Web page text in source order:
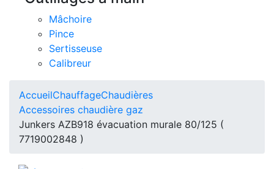
Mâchoire
Pince
Sertisseuse
Calibreur
AccueilChauffageChaudières
Accessoires chaudière gaz
Junkers AZB918 évacuation murale 80/125 (
7719002848 )